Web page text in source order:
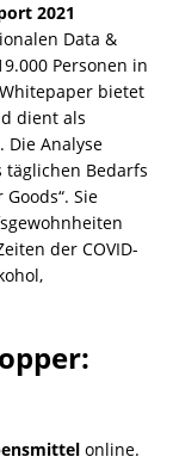
2021
Data &
Personen in
bietet
dient als
Die Analyse
Bedarfs
Sie
der COVID-
online.